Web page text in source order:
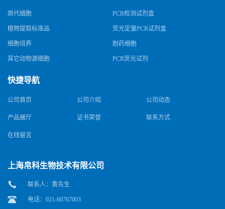
原代细胞 PCR检测试剂盒
植物提取标准品 荧光定量PCR试剂盒
细胞培养 耐药细胞
其它动物源细胞 PCR荧光试剂
快捷导航
公司首页 公司介绍 公司动态
产品展厅 证书荣誉 联系方式
在线留言
上海帛科生物技术有限公司
联系人：黄先生
电话：021-60767003